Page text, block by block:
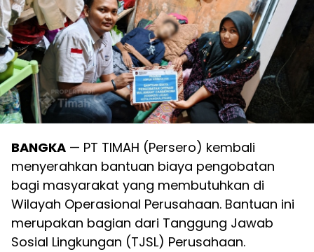
BANGKA — PT TIMAH (Persero) kembali
menyerahkan bantuan biaya pengobatan
bagi masyarakat yang membutuhkan di
Wilayah Operasional Perusahaan. Bantuan ini
merupakan bagian dari Tanggung Jawab
Sosial Lingkungan (TJSL) Perusahaan.